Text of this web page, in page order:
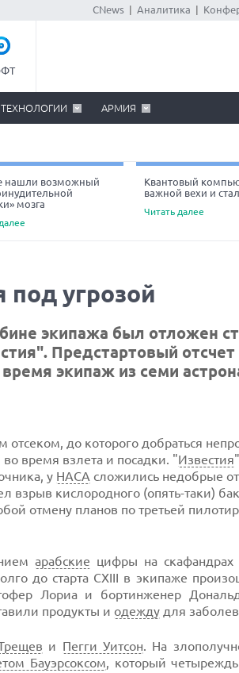
CNews Аналитика
ТЕХНОЛОГИИ АРМИЯ
нашли возможный
мозга
Квантовый
важной вехи и
Читать далее
под угрозой
экипажа был отложен
Предстартовый
экипаж из семи
отсеком, до которого добраться
время взлета и посадки. "Известия
у НАСА сложились недобрые
взрыв кислородного (опять-таки)
отмену планов по третьей
арабские цифры на
до старта CXIII в экипаже
Лориа и бортинженер
продукты и одежду для
и Пегги Уитсон. На
Бауэрсоксом, который